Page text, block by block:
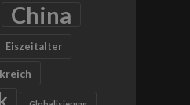
China
Eiszeitalter